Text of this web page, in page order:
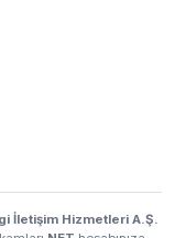
İletişim Hizmetleri A.Ş.